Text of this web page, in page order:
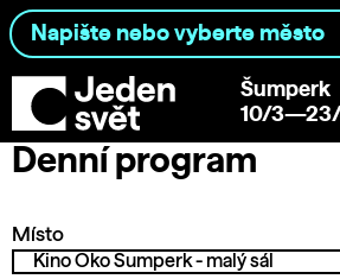
Šumperk
10/
Denní program
Místo